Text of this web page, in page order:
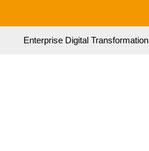
Enterprise Digital Transformation